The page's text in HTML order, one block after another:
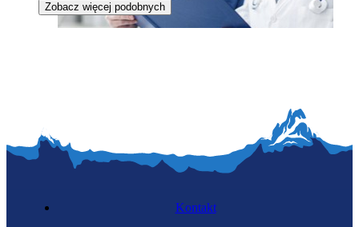
Zobacz więcej podobnych
Kontakt